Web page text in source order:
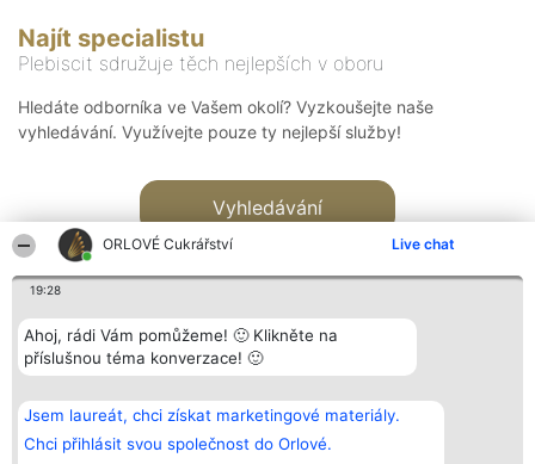
ORLOVÉ Cukrářství Live chat
19:28
Ahoj, rádi Vám pomůžeme! 🙂 Klikněte na
příslušnou téma konverzace! 🙂
Jsem laureát, chci získat marketingové materiály.
Chci přihlásit svou společnost do Orlové.
Najít specialistu
Plebiscit sdružuje těch nejlepších v oboru
Hledáte odborníka ve Vašem okolí? Vyzkoušejte naše
vyhledávání. Využívejte pouze ty nejlepší služby!
Vyhledávání
Bright Side Solutions sp. z o.
o. sp. k.
ul. Ruska 22
Wrocław 50-079
Vítězové
Seznam všech
laureátů
Zásady
Kontakt